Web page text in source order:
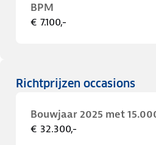
BPM
€ 7.100,-
Richtprijzen occasions
Bouwjaar 2025 met
€ 32.300,-